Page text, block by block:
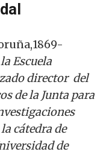
Escuela
director del
de la Junta para
cátedra de
de